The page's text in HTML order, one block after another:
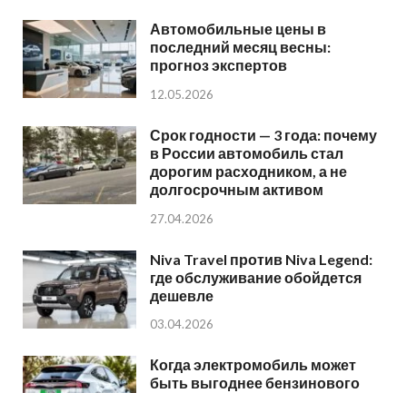
Автомобильные цены в
последний месяц весны:
прогноз экспертов
12.05.2026
Срок годности — 3 года: почему
в России автомобиль стал
дорогим расходником, а не
долгосрочным активом
27.04.2026
Niva Travel против Niva Legend:
где обслуживание обойдется
дешевле
03.04.2026
Когда электромобиль может
быть выгоднее бензинового